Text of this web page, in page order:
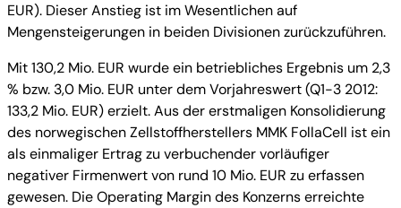
EUR). Dieser Anstieg ist im Wesentlichen auf
Mengensteigerungen in beiden Divisionen zurückzuführen.
Mit 130,2 Mio. EUR wurde ein betriebliches Ergebnis um 2,3
% bzw. 3,0 Mio. EUR unter dem Vorjahreswert (Q1-3 2012:
133,2 Mio. EUR) erzielt. Aus der erstmaligen Konsolidierung
des norwegischen Zellstoffherstellers MMK FollaCell ist ein
als einmaliger Ertrag zu verbuchender vorläufiger
negativer Firmenwert von rund 10 Mio. EUR zu erfassen
gewesen. Die Operating Margin des Konzerns erreichte